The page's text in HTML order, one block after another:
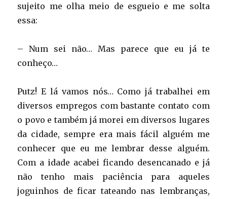
sujeito me olha meio de esgueio e me solta
essa:
– Num sei não… Mas parece que eu já te
conheço…
Putz! E lá vamos nós… Como já trabalhei em
diversos empregos com bastante contato com
o povo e também já morei em diversos lugares
da cidade, sempre era mais fácil alguém me
conhecer que eu me lembrar desse alguém.
Com a idade acabei ficando desencanado e já
não tenho mais paciência para aqueles
joguinhos de ficar tateando nas lembranças,